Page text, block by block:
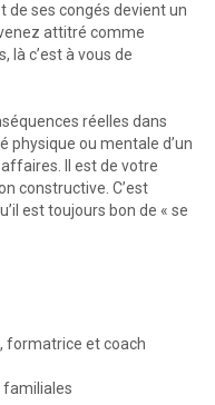
de ses congés devient un
attitré comme
là c’est à vous de
réelles dans
physique ou mentale d’un
Il est de votre
constructive. C’est
est toujours bon de « se
formatrice et coach
familiales